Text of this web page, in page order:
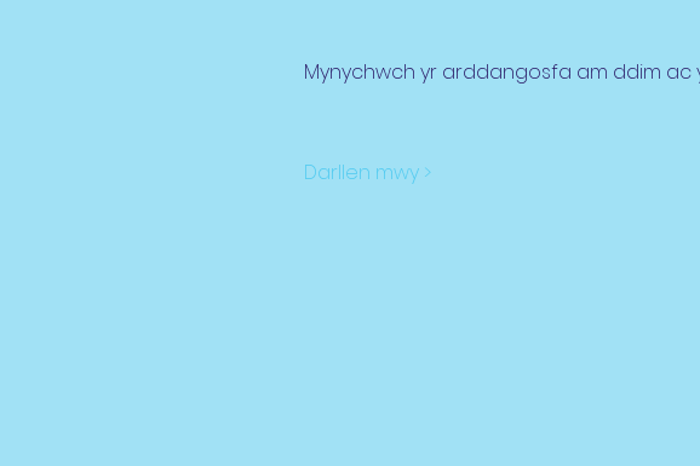
Mynychwch yr arddangosfa am ddim
Darllen mwy >